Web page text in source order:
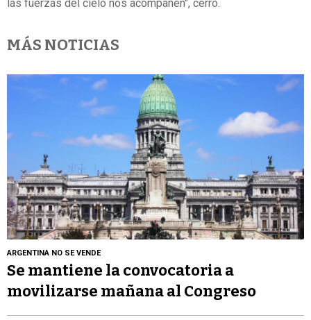
las fuerzas del cielo nos acompañen", cerró.
MÁS NOTICIAS
ARGENTINA NO SE VENDE
Se mantiene la convocatoria a
movilizarse mañana al Congreso